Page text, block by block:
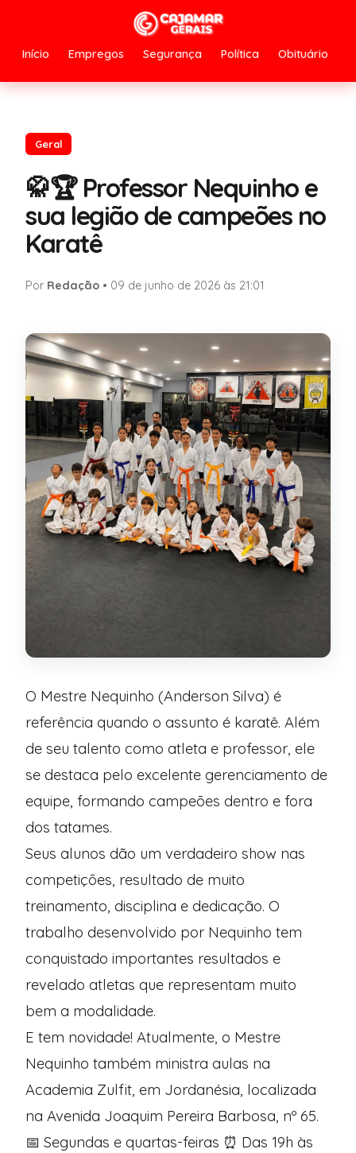
Início Empregos Segurança Política Obituário
Geral
🥋🏆 Professor Nequinho e
sua legião de campeões no
Karatê
Por Redação • 09 de junho de 2026 às 21:01
O Mestre Nequinho (Anderson Silva) é
referência quando o assunto é karatê. Além
de seu talento como atleta e professor, ele
se destaca pelo excelente gerenciamento de
equipe, formando campeões dentro e fora
dos tatames.
Seus alunos dão um verdadeiro show nas
competições, resultado de muito
treinamento, disciplina e dedicação. O
trabalho desenvolvido por Nequinho tem
conquistado importantes resultados e
revelado atletas que representam muito
bem a modalidade.
E tem novidade! Atualmente, o Mestre
Nequinho também ministra aulas na
Academia Zulfit, em Jordanésia, localizada
na Avenida Joaquim Pereira Barbosa, nº 65.
📅 Segundas e quartas-feiras ⏰ Das 19h às